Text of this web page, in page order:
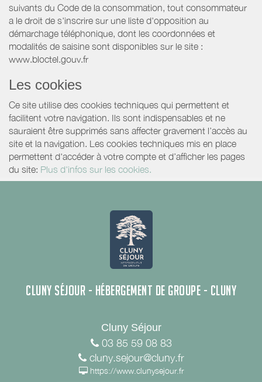
suivants du Code de la consommation, tout consommateur
a le droit de s'inscrire sur une liste d'opposition au
démarchage téléphonique, dont les coordonnées et
modalités de saisine sont disponibles sur le site :
www.bloctel.gouv.fr
Les cookies
Ce site utilise des cookies techniques qui permettent et
facilitent votre navigation. Ils sont indispensables et ne
sauraient être supprimés sans affecter gravement l’accès au
site et la navigation. Les cookies techniques mis en place
permettent d'accéder à votre compte et d’afficher les pages
du site: Plus d'infos sur les cookies.
CLUNY SÉJOUR - HÉBERGEMENT DE GROUPE - CLUNY
Cluny Séjour
03 85 59 08 83
cluny.sejour@cluny.fr
https://www.clunysejour.fr